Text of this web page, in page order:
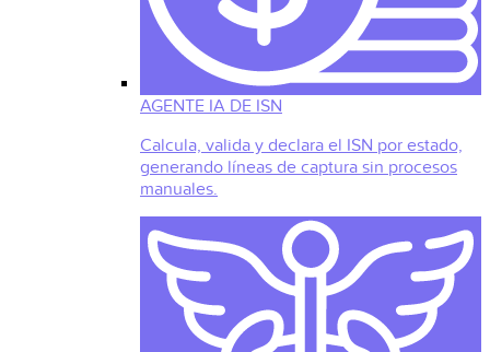
AGENTE IA DE ISN
Calcula, valida y declara el ISN por estado,
generando líneas de captura sin procesos
manuales.